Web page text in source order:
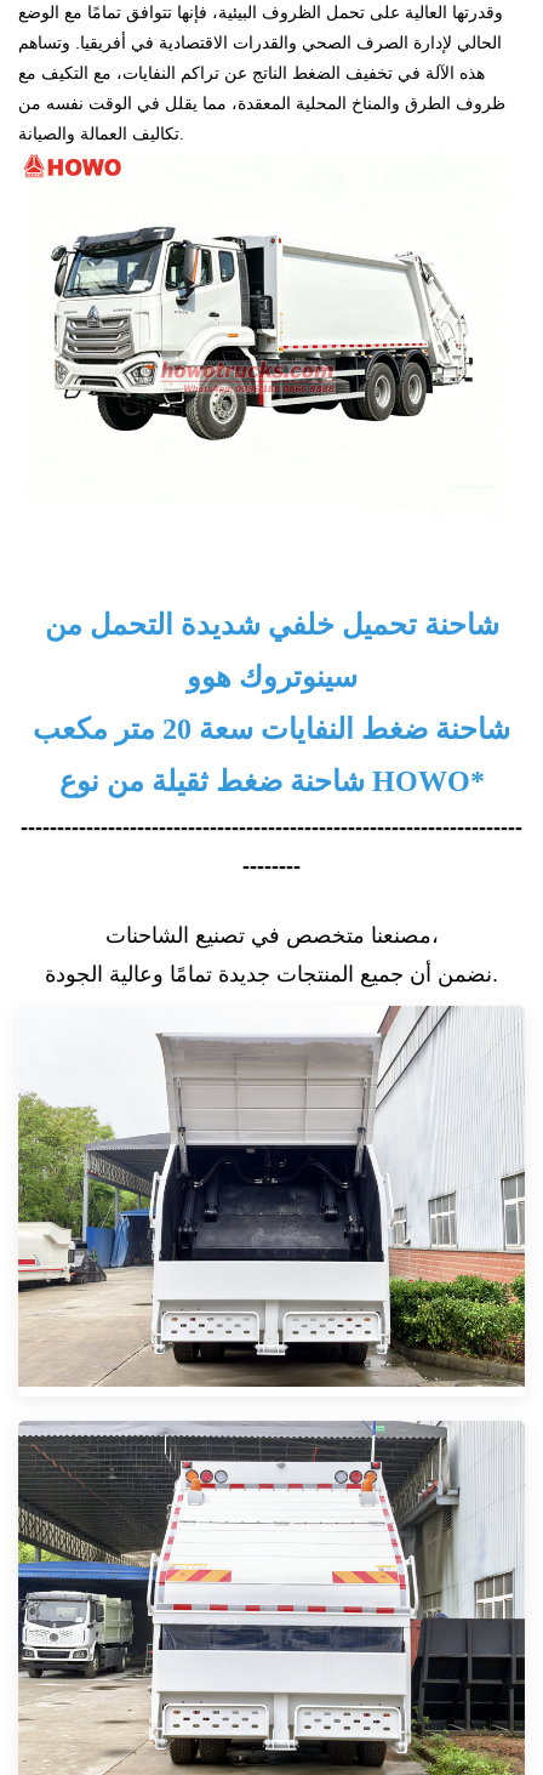
وقدرتها العالية على تحمل الظروف البيئية، فإنها تتوافق تمامًا مع الوضع
الحالي لإدارة الصرف الصحي والقدرات الاقتصادية في أفريقيا. وتساهم
هذه الآلة في تخفيف الضغط الناتج عن تراكم النفايات، مع التكيف مع
ظروف الطرق والمناخ المحلية المعقدة، مما يقلل في الوقت نفسه من
شاحنة تحميل خلفي شديدة التحمل من
سينوتروك هوو
شاحنة ضغط النفايات سعة 20 متر مكعب
شاحنة ضغط ثقيلة من نوع HOWO*
---------------------------------------------------------------------
--------
مصنعنا متخصص في تصنيع الشاحنات،
نضمن أن جميع المنتجات جديدة تمامًا وعالية الجودة.